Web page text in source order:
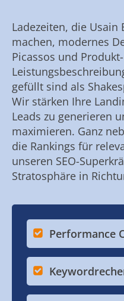
Ladezeiten, die Usain
machen, modernes
Picassos und
gefüllt sind als
Wir stärken Ihre
Leads zu generieren
maximieren. Ganz
die Rankings für
unseren SEO-
Stratosphäre in
Performance